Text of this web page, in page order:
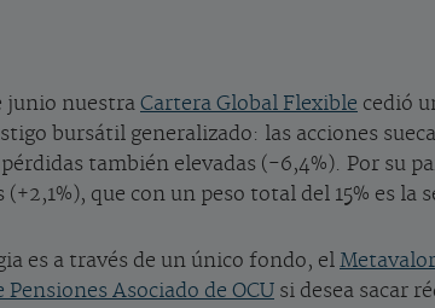
junio nuestra Cartera Global Flexible cedió
bursátil generalizado: las acciones
también elevadas (-6,4%). Por su
que con un peso total del 15% es la
es a través de un único fondo, el
Pensiones Asociado de OCU si desea sacar